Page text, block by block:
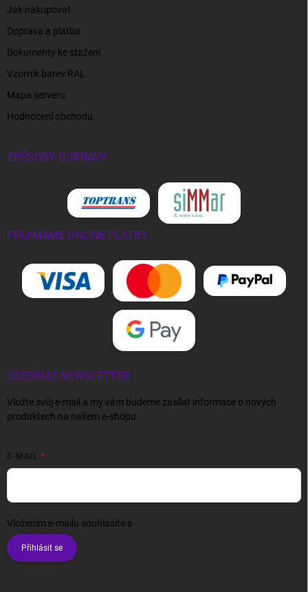
Jak nakupovat
Doprava a platba
Dokumenty ke stažení
Vzorník barev RAL
Mapa serveru
Hodnocení obchodu
ZPŮSOBY DOPRAVY
PŘIJÍMÁME ONLINE PLATBY
ODEBÍRAT NEWSLETTER
Vložte svůj e-mail a my vám budeme zasílat informace o nových
produktech na našem e-shopu.
E-MAIL
Vložením e-mailu souhlasíte s
Přihlásit se